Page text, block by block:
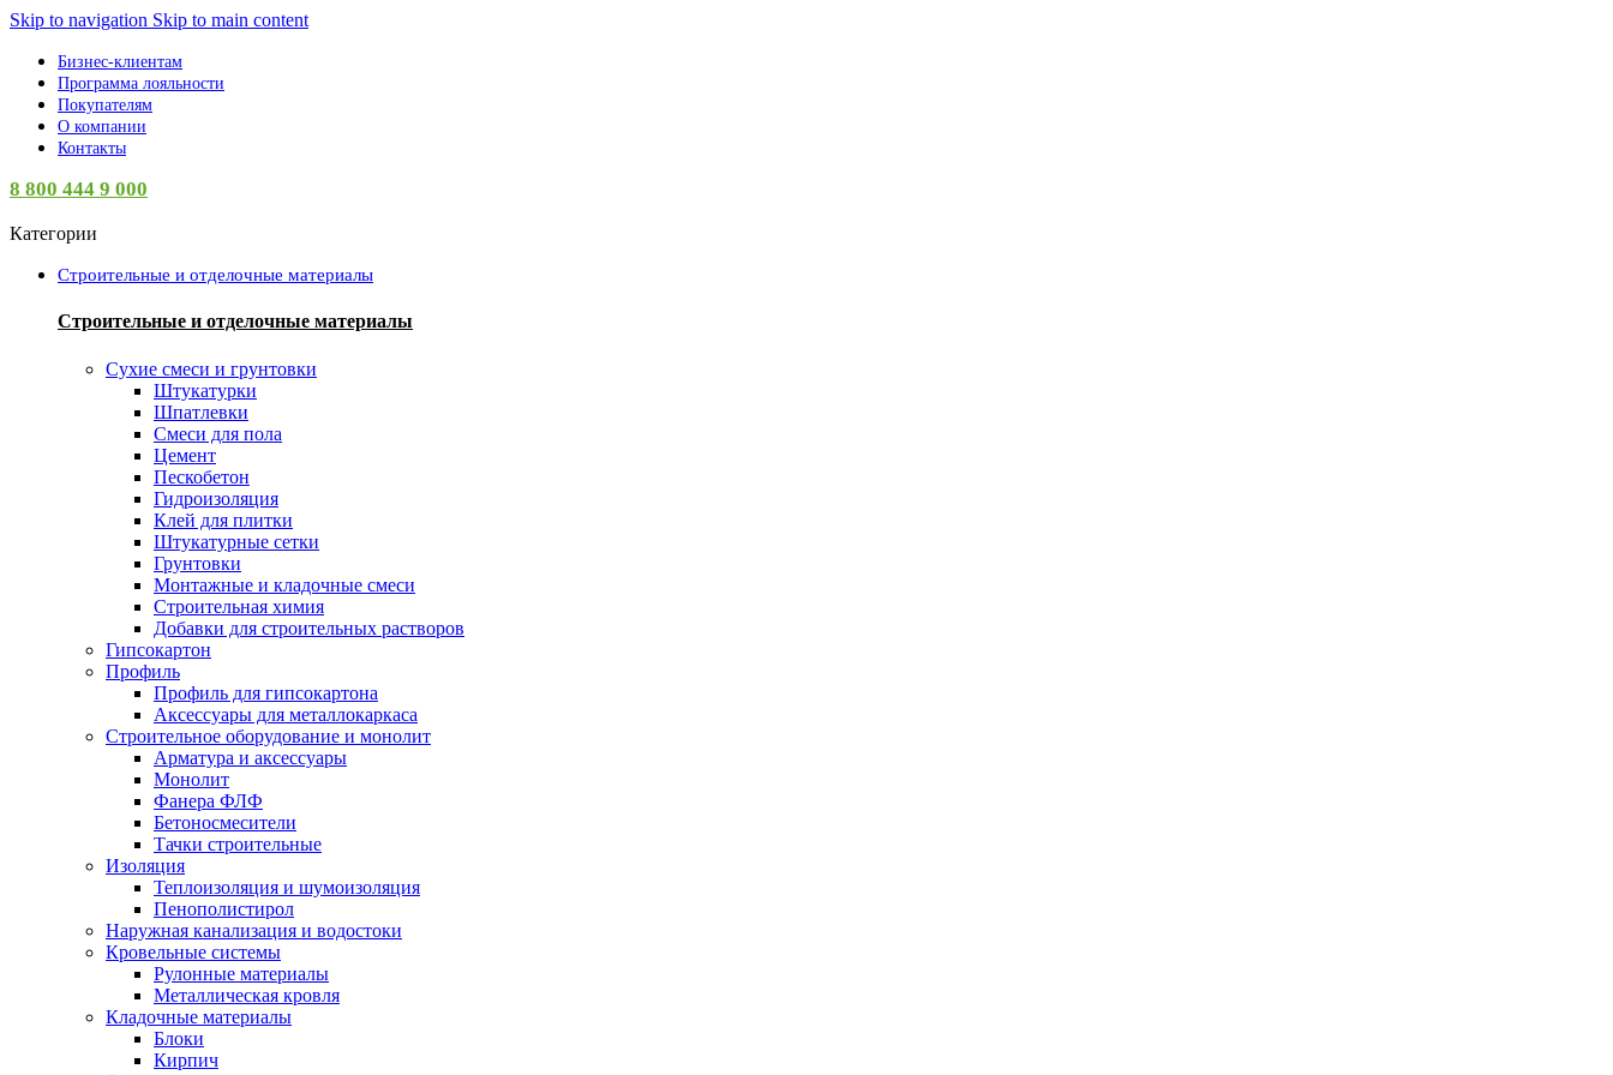
Skip to navigation Skip to main content
Бизнес-клиентам
Программа лояльности
Покупателям
О компании
Контакты
8 800 444 9 000
Категории
Строительные и отделочные материалы
Строительные и отделочные материалы
Сухие смеси и грунтовки
Штукатурки
Шпатлевки
Смеси для пола
Цемент
Пескобетон
Гидроизоляция
Клей для плитки
Штукатурные сетки
Грунтовки
Монтажные и кладочные смеси
Строительная химия
Добавки для строительных растворов
Гипсокартон
Профиль
Профиль для гипсокартона
Аксессуары для металлокаркаса
Строительное оборудование и монолит
Арматура и аксессуары
Монолит
Фанера ФЛФ
Бетоносмесители
Тачки строительные
Изоляция
Теплоизоляция и шумоизоляция
Пенополистирол
Наружная канализация и водостоки
Кровельные системы
Рулонные материалы
Металлическая кровля
Кладочные материалы
Блоки
Кирпич